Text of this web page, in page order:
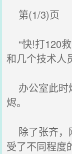
第(1/3)页
“快!打120
和几个技术人
办公室此时
烬。
除了张齐，
受了不同程度